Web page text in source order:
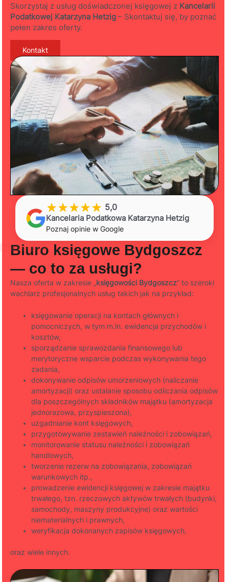
Skorzystaj z usług doświadczonej księgowej z Kancelarii
Podatkowej Katarzyna Hetzig – Skontaktuj się, by poznać
pełen zakres oferty.
Kontakt
5,0
Kancelaria Podatkowa Katarzyna Hetzig
Poznaj opinie w Google
Biuro księgowe Bydgoszcz
— co to za usługi?
Nasza oferta w zakresie „księgowości Bydgoszcz” to szeroki
wachlarz profesjonalnych usług takich jak na przykład:
księgowanie operacji na kontach głównych i
pomocniczych, w tym m.in. ewidencja przychodów i
kosztów,
sporządzanie sprawozdania finansowego lub
merytoryczne wsparcie podczas wykonywania tego
zadania,
dokonywanie odpisów umorzeniowych (naliczanie
amortyzacji) oraz ustalanie sposobu odliczania odpisów
dla poszczególnych składników majątku (amortyzacja
jednorazowa, przyspieszona),
uzgadnianie kont księgowych,
przygotowywanie zestawień należności i zobowiązań,
monitorowanie statusu należności i zobowiązań
handlowych,
tworzenie rezerw na zobowiązania, zobowiązań
warunkowych itp.,
prowadzenie ewidencji księgowej w zakresie majątku
trwałego, tzn. rzeczowych aktywów trwałych (budynki,
samochody, maszyny produkcyjne) oraz wartości
niematerialnych i prawnych,
weryfikacja dokonanych zapisów księgowych,
oraz wiele innych.